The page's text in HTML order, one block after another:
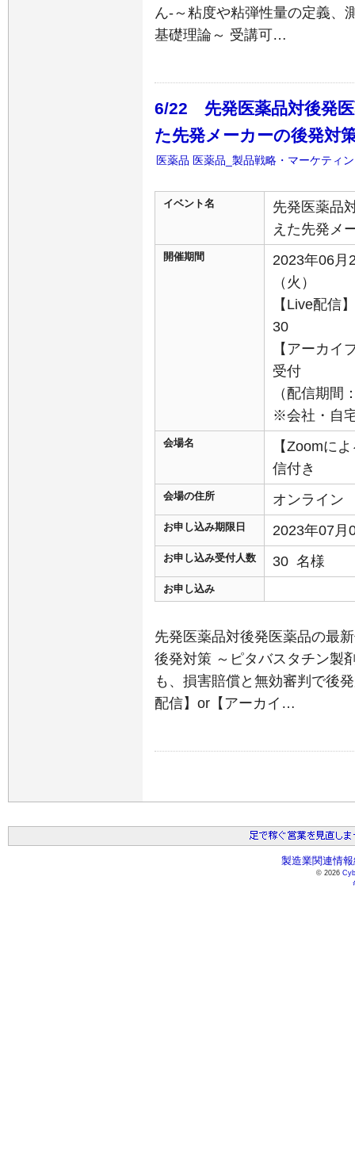
ん-～粘度や粘弾性量の定義、
基礎理論～ 受講可…
6/22 先発医薬品対後発
た先発メーカーの後発対
医薬品 医薬品_製品戦略・マーケティ
イベント名
先発医薬品
えた先発メ
開催期間
2023年06月
（火）
【Live配信
30
【アーカイ
受付
（配信期間
※会社・自
会場名
【Zoomに
信付き
会場の住所 オンライン
お申し込み期限日 2023年07月
お申し込み受付人数 30 名様
お申し込み
先発医薬品対後発医薬品の最
後発対策 ～ピタバスタチン製
も、損害賠償と無効審判で後
配信】or【アーカイ…
製造業関連情
© 2026